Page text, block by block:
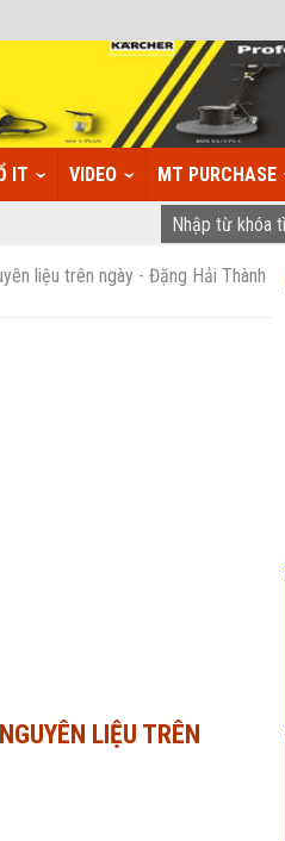
IT VIDEO MT PURCHASE
liệu trên ngày - Đặng Hải Thành
LIỆU TRÊN